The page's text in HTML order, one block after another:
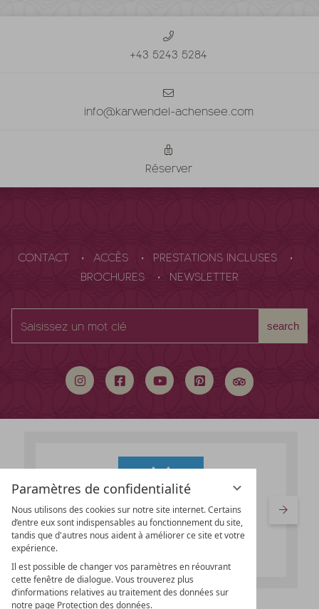
Paramètres de confidentialité
Nous utilisons des cookies sur notre site internet. Certains
d’entre eux sont indispensables au fonctionnement du site,
tandis que d'autres nous aident à améliorer ce site et votre
expérience.
Il est possible de changer vos paramètres en réouvrant
cette fenêtre de dialogue. Vous trouverez plus
d’informations relatives au traitement des données sur
notre page Protection des données.
+43 5243 5284
info@karwendel-achensee.com
Réserver
CONTACT ACCÈS
PRESTATIONS INCLUSES
BROCHURES
NEWSLETTER
un
search